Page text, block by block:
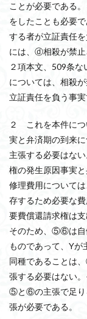
ことが必要である
をしたことも必要
する者が立証責任
には、ⓓ相殺が禁止
２項本文、509条
については、相殺
立証責任を負う事実
２ これを本件に
実と弁済期の到来
主張する必要はな
権の発生原因事実
修理費用について
存するため必要な
要費償還請求権は
そのため、⑤⑥は自
ものであって、Y
同種であることは
張する必要はない
⑤と⑥の主張で足り
張が必要である。